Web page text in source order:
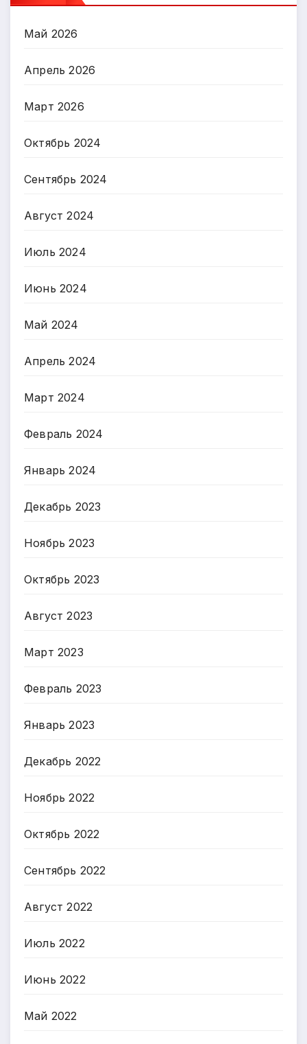
Май 2026
Апрель 2026
Март 2026
Октябрь 2024
Сентябрь 2024
Август 2024
Июль 2024
Июнь 2024
Май 2024
Апрель 2024
Март 2024
Февраль 2024
Январь 2024
Декабрь 2023
Ноябрь 2023
Октябрь 2023
Август 2023
Март 2023
Февраль 2023
Январь 2023
Декабрь 2022
Ноябрь 2022
Октябрь 2022
Сентябрь 2022
Август 2022
Июль 2022
Июнь 2022
Май 2022